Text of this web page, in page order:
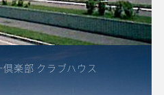
楽部 クラブハウス